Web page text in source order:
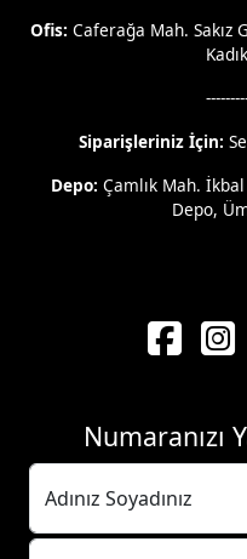
Ofis: Caferağa Mah. Sakız
Siparişleriniz İçin:
Depo: Çamlık Mah.
Depo,
Numaranızı
Adınız Soyadınız